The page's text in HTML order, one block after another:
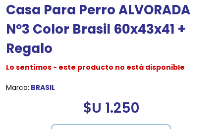
Casa Para Perro ALVORADA
Nº3 Color Brasil 60x43x41 +
Regalo
Lo sentimos - este producto no está disponible
Marca: BRASIL
$U 1.250